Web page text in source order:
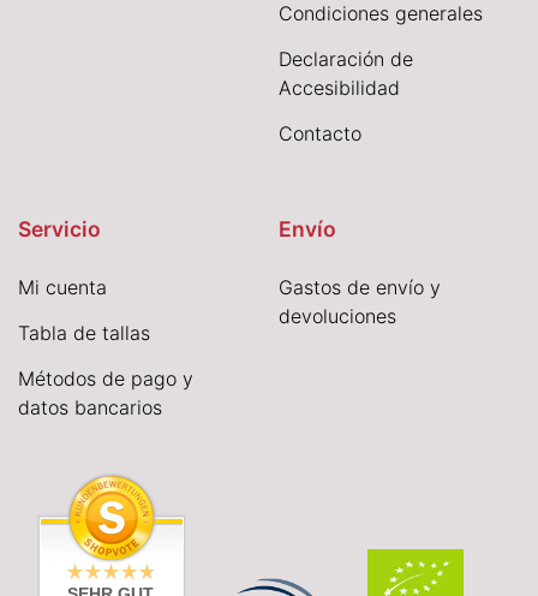
Condiciones generales
Declaración de
Accesibilidad
Contacto
Servicio
Mi cuenta
Tabla de tallas
Métodos de pago y
datos bancarios
Envío
Gastos de envío y
devoluciones